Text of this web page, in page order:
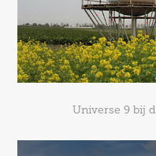
Universe 9 bij